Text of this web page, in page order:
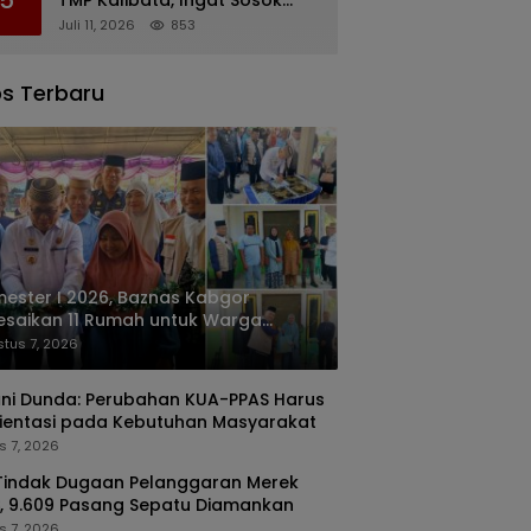
Rachmat Gobel
Juli 11, 2026 853
Terbaru
I 2026, Baznas Kabgor
11 Rumah untuk Warga
Mampu
7, 2026
Dunda: Perubahan KUA-PPAS Harus
pada Kebutuhan Masyarakat
7, 2026
Dugaan Pelanggaran Merek
9.609 Pasang Sepatu Diamankan